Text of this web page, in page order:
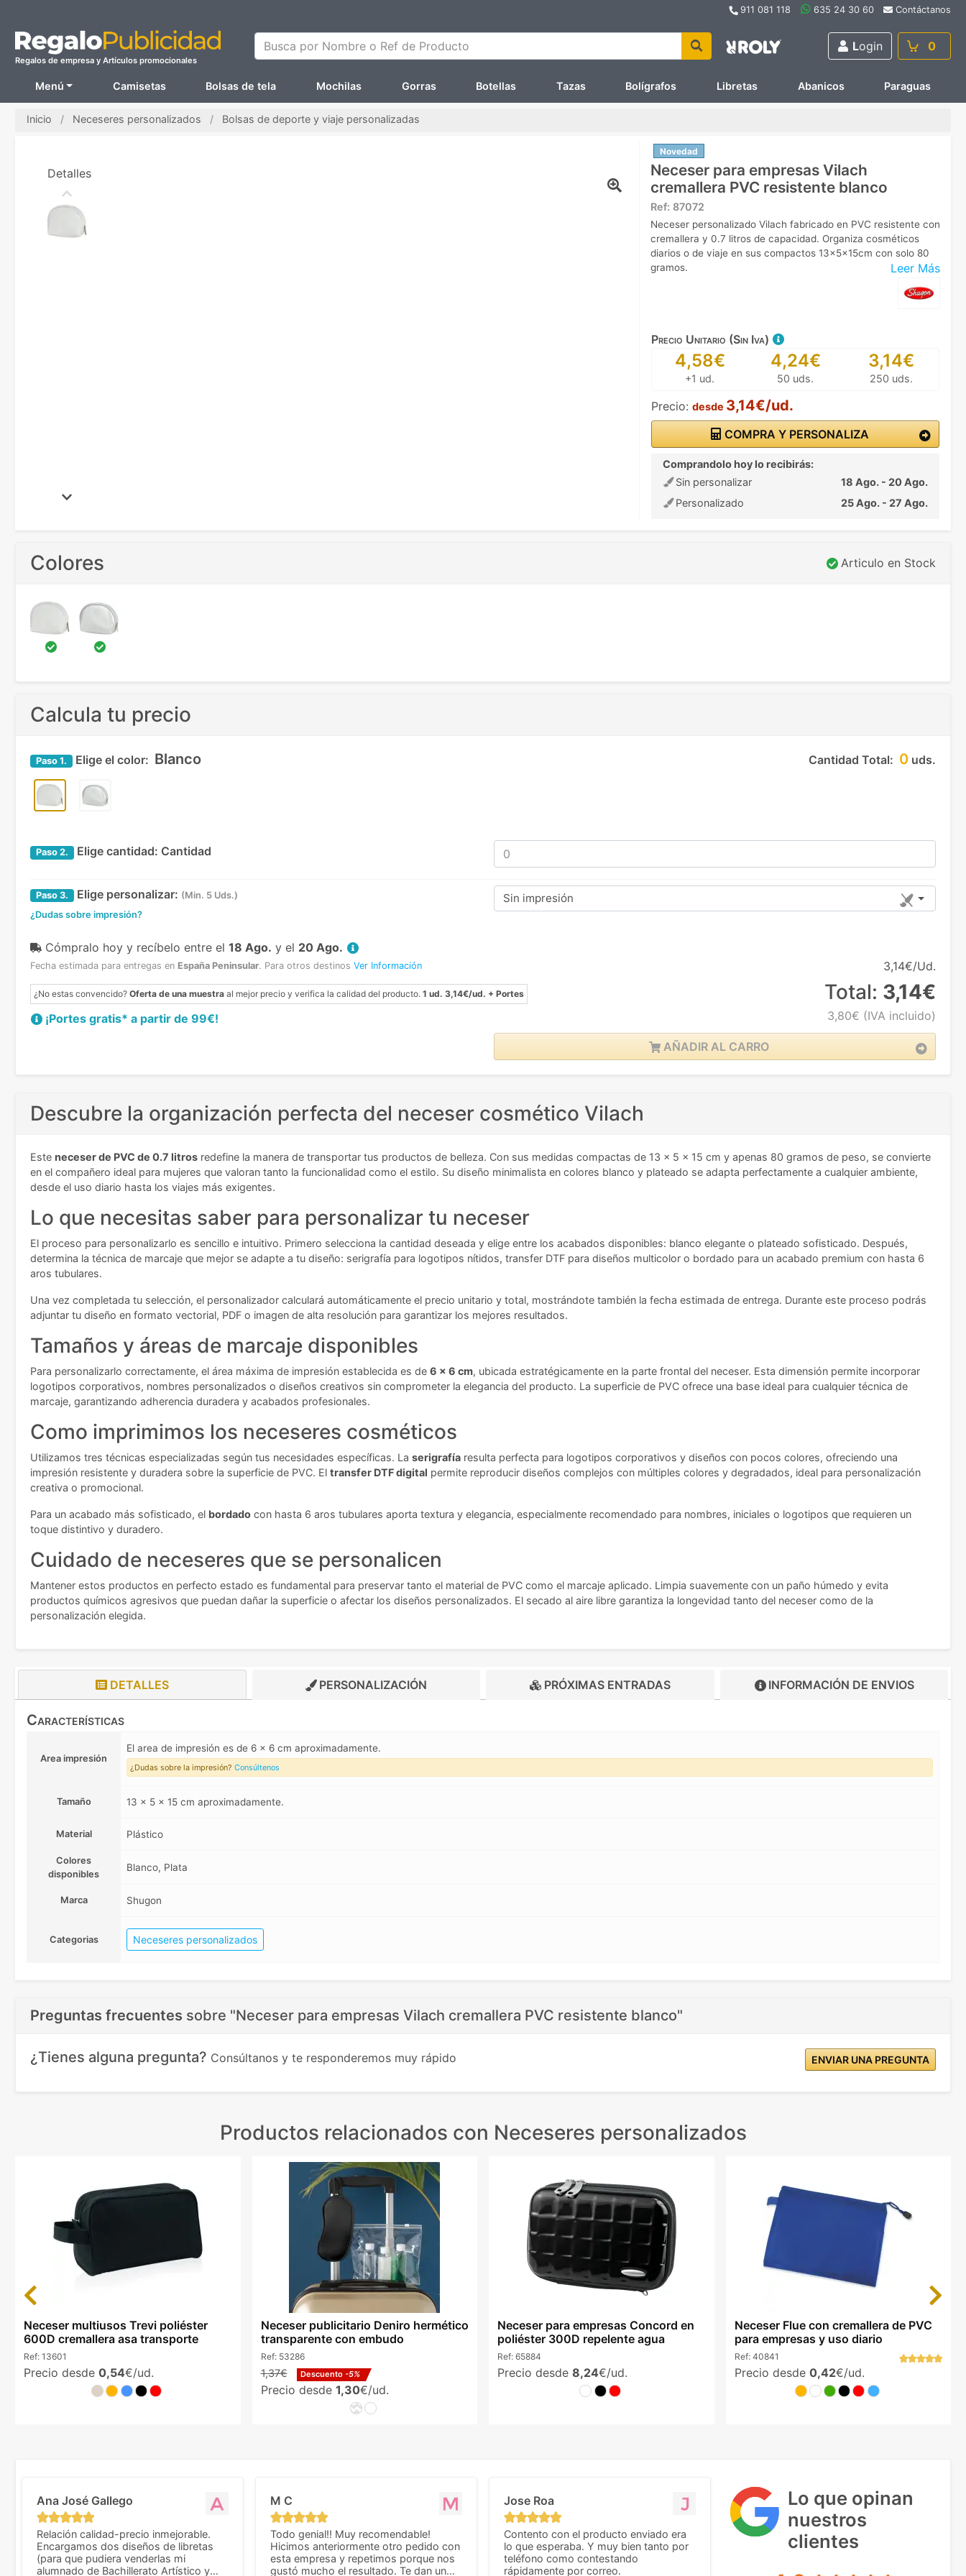
911 081 118 635 24 30 60 Contáctanos
Regalos de empresa y Artículos promocionales
Busca por Nombre o Ref de Producto Login 0
Menú Camisetas Bolsas de tela Mochilas Gorras Botellas Tazas Bolígrafos Libretas Abanicos Paraguas
Inicio Neceseres personalizados Bolsas de deporte y viaje personalizadas
Novedad
Neceser para empresas Vilach
cremallera PVC resistente blanco
Ref: 87072
Leer Más
Neceser personalizado Vilach fabricado en PVC resistente con
cremallera y 0.7 litros de capacidad. Organiza cosméticos
diarios o de viaje en sus compactos 13x5x15cm con solo 80
gramos.
Precio Unitario (Sin Iva)
4,58€
+1 ud.
4,24€
50 uds.
3,14€
250 uds.
Precio: desde 3,14€/ud.
COMPRA Y PERSONALIZA
Comprandolo hoy lo recibirás:
Sin personalizar
18 Ago. - 20 Ago.
Personalizado
25 Ago. - 27 Ago.
Detalles
Colores Articulo en Stock
Calcula tu precio
Cantidad Total: 0 uds.
Paso 1. Elige el color: Blanco
Paso 2. Elige cantidad: Cantidad
Paso 3. Elige personalizar: (Min. 5 Uds.)
¿Dudas sobre impresión?
Sin impresión
Cómpralo hoy y recíbelo entre el 18 Ago. y el 20 Ago.
Fecha estimada para entregas en España Peninsular. Para otros destinos Ver Información
¿No estas convencido? Oferta de una muestra al mejor precio y verifica la calidad del producto. 1 ud. 3,14€/ud. + Portes
¡Portes gratis* a partir de 99€!
3,14€/Ud.
Total: 3,14€
3,80€ (IVA incluido)
AÑADIR AL CARRO
Descubre la organización perfecta del neceser cosmético Vilach
Este neceser de PVC de 0.7 litros redefine la manera de transportar tus productos de belleza. Con sus medidas compactas de 13 x 5 x 15 cm y apenas 80 gramos de peso, se convierte
en el compañero ideal para mujeres que valoran tanto la funcionalidad como el estilo. Su diseño minimalista en colores blanco y plateado se adapta perfectamente a cualquier ambiente,
desde el uso diario hasta los viajes más exigentes.
Lo que necesitas saber para personalizar tu neceser
El proceso para personalizarlo es sencillo e intuitivo. Primero selecciona la cantidad deseada y elige entre los acabados disponibles: blanco elegante o plateado sofisticado. Después,
determina la técnica de marcaje que mejor se adapte a tu diseño: serigrafía para logotipos nítidos, transfer DTF para diseños multicolor o bordado para un acabado premium con hasta 6
aros tubulares.
Una vez completada tu selección, el personalizador calculará automáticamente el precio unitario y total, mostrándote también la fecha estimada de entrega. Durante este proceso podrás
adjuntar tu diseño en formato vectorial, PDF o imagen de alta resolución para garantizar los mejores resultados.
Tamaños y áreas de marcaje disponibles
Para personalizarlo correctamente, el área máxima de impresión establecida es de 6 x 6 cm, ubicada estratégicamente en la parte frontal del neceser. Esta dimensión permite incorporar
logotipos corporativos, nombres personalizados o diseños creativos sin comprometer la elegancia del producto. La superficie de PVC ofrece una base ideal para cualquier técnica de
marcaje, garantizando adherencia duradera y acabados profesionales.
Como imprimimos los neceseres cosméticos
Utilizamos tres técnicas especializadas según tus necesidades específicas. La serigrafía resulta perfecta para logotipos corporativos y diseños con pocos colores, ofreciendo una
impresión resistente y duradera sobre la superficie de PVC. El transfer DTF digital permite reproducir diseños complejos con múltiples colores y degradados, ideal para personalización
creativa o promocional.
Para un acabado más sofisticado, el bordado con hasta 6 aros tubulares aporta textura y elegancia, especialmente recomendado para nombres, iniciales o logotipos que requieren un
toque distintivo y duradero.
Cuidado de neceseres que se personalicen
Mantener estos productos en perfecto estado es fundamental para preservar tanto el material de PVC como el marcaje aplicado. Limpia suavemente con un paño húmedo y evita
productos químicos agresivos que puedan dañar la superficie o afectar los diseños personalizados. El secado al aire libre garantiza la longevidad tanto del neceser como de la
personalización elegida.
DETALLES PERSONALIZACIÓN PRÓXIMAS ENTRADAS INFORMACIÓN DE ENVIOS
Características
Area impresión
El area de impresión es de 6 x 6 cm aproximadamente.
¿Dudas sobre la impresión? Consúltenos
Tamaño 13 x 5 x 15 cm aproximadamente.
Material Plástico
Colores
disponibles
Blanco, Plata
Marca Shugon
Categorias Neceseres personalizados
Preguntas frecuentes sobre "Neceser para empresas Vilach cremallera PVC resistente blanco"
¿Tienes alguna pregunta? Consúltanos y te responderemos muy rápido ENVIAR UNA PREGUNTA
Productos relacionados con Neceseres personalizados
Neceser multiusos Trevi poliéster
600D cremallera asa transporte
Ref: 13601
Precio desde 0,54€/ud.
Neceser publicitario Deniro hermético
transparente con embudo
Ref: 53286
1,37€ Descuento -5%
Precio desde 1,30€/ud.
Neceser para empresas Concord en
poliéster 300D repelente agua
Ref: 65884
Precio desde 8,24€/ud.
Neceser Flue con cremallera de PVC
para empresas y uso diario
Ref: 40841
Precio desde 0,42€/ud.
Previous Next
Lo que opinan
nuestros
clientes
Ana José Gallego
Relación calidad-precio inmejorable.
Encargamos dos diseños de libretas
(para que pudiera venderlas mi
alumnado de Bachillerato Artístico y
M C
Todo genial!! Muy recomendable!
Hicimos anteriormente otro pedido con
esta empresa y repetimos porque nos
gustó mucho el resultado. Te dan un
Jose Roa
Contento con el producto enviado era
lo que esperaba. Y muy bien tanto por
teléfono como contestando
rápidamente por correo.